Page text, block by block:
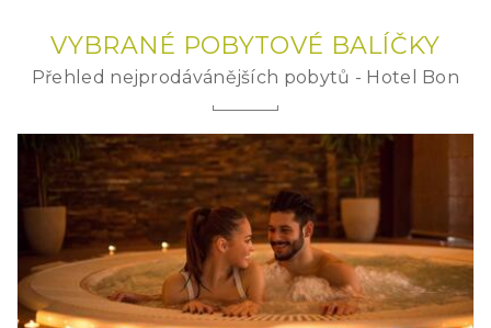
VYBRANÉ POBYTOVÉ BALÍČKY
Přehled nejprodávánějších pobytů - Hotel Bon